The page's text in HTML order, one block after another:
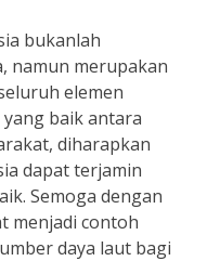
bukanlah
namun merupakan
elemen
baik antara
diharapkan
dapat terjamin
Semoga dengan
menjadi contoh
daya laut bagi